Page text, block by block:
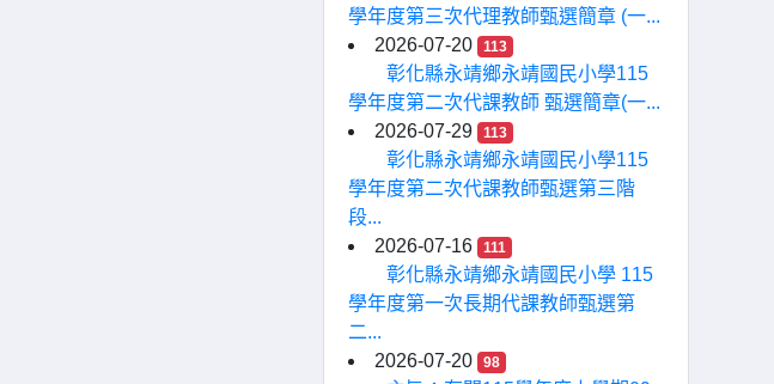
學年度第三次代理教師甄選簡章 (一...
2026-07-20
113
彰化縣永靖鄉永靖國民小學115
學年度第二次代課教師 甄選簡章(一...
2026-07-29
113
彰化縣永靖鄉永靖國民小學115
學年度第二次代課教師甄選第三階
段...
2026-07-16
111
彰化縣永靖鄉永靖國民小學 115
學年度第一次長期代課教師甄選第
二...
2026-07-20
98